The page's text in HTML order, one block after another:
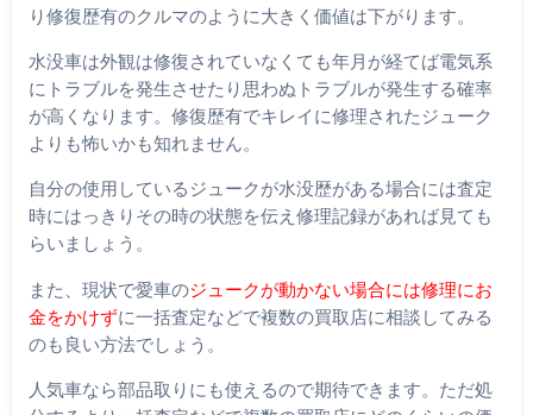
り修復歴有のクルマのように大きく価値は下がります。
水没車は外観は修復されていなくても年月が経てば電気系
にトラブルを発生させたり思わぬトラブルが発生する確率
が高くなります。修復歴有でキレイに修理されたジューク
よりも怖いかも知れません。
自分の使用しているジュークが水没歴がある場合には査定
時にはっきりその時の状態を伝え修理記録があれば見ても
らいましょう。
また、現状で愛車のジュークが動かない場合には修理にお
金をかけずに一括査定などで複数の買取店に相談してみる
のも良い方法でしょう。
人気車なら部品取りにも使えるので期待できます。ただ処